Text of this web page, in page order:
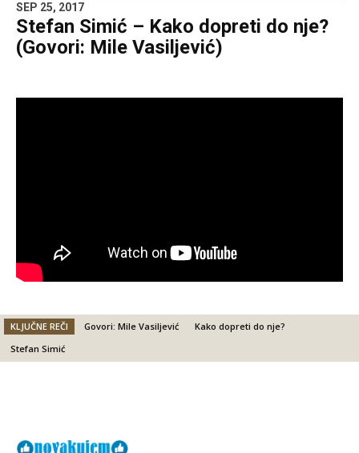
SEP 25, 2017
Stefan Simić – Kako dopreti do nje?
(Govori: Mile Vasiljević)
KLJUČNE REČI Govori: Mile Vasiljević
Kako dopreti do nje?
Stefan Simić